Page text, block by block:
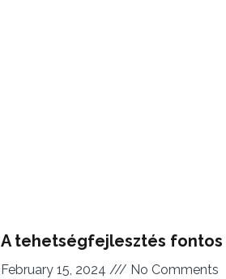
A tehetségfejlesztés fontos
February 15, 2024 No Comments